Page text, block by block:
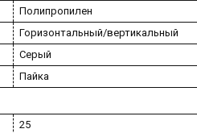
Полипропилен
Горизонтальный/вертикальный
Серый
Пайка
25